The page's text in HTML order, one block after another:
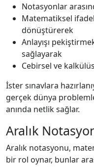
Notasyonlar
Matematiksel
dönüştürerek
Anlayışı
sağlayarak
Cebirsel ve
İster sınavlara
gerçek dünya
anında netlik sağlar.
Aralık
Aralık notasyonu,
bir rol oynar, bunlar